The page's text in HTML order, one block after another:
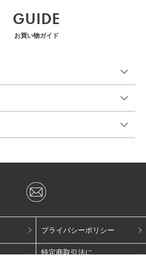
GUIDE
お買い物ガイド
特定商取引法に
プライバシーポリシー